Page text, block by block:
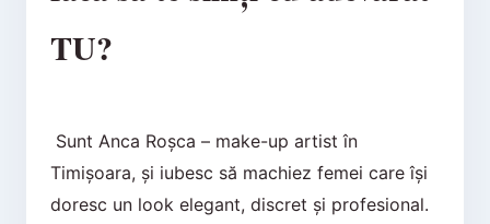
TU?
Sunt Anca Roșca – make-up artist în
Timișoara, și iubesc să machiez femei care își
doresc un look elegant, discret și profesional.